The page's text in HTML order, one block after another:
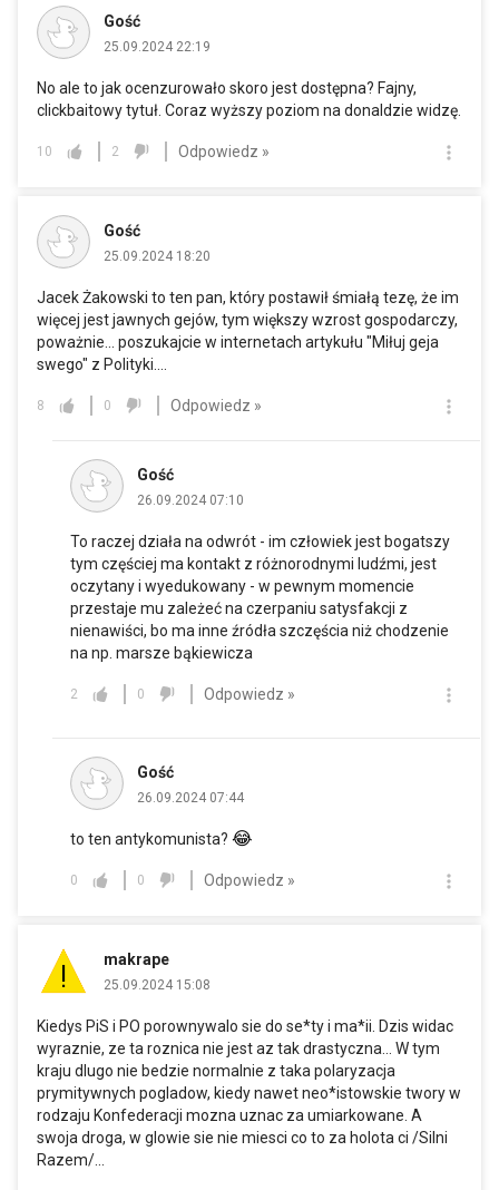
Gość
25.09.2024 22:19
No ale to jak ocenzurowało skoro jest dostępna? Fajny,
clickbaitowy tytuł. Coraz wyższy poziom na donaldzie widzę.
10 2 Odpowiedz »
Gość
25.09.2024 18:20
Jacek Żakowski to ten pan, który postawił śmiałą tezę, że im
więcej jest jawnych gejów, tym większy wzrost gospodarczy,
poważnie... poszukajcie w internetach artykułu "Miłuj geja
swego" z Polityki....
8 0 Odpowiedz »
Gość
26.09.2024 07:10
To raczej działa na odwrót - im człowiek jest bogatszy
tym częściej ma kontakt z różnorodnymi ludźmi, jest
oczytany i wyedukowany - w pewnym momencie
przestaje mu zależeć na czerpaniu satysfakcji z
nienawiści, bo ma inne źródła szczęścia niż chodzenie
na np. marsze bąkiewicza
2 0 Odpowiedz »
Gość
26.09.2024 07:44
to ten antykomunista? 😂
0 0 Odpowiedz »
makrape
25.09.2024 15:08
Kiedys PiS i PO porownywalo sie do se*ty i ma*ii. Dzis widac
wyraznie, ze ta roznica nie jest az tak drastyczna... W tym
kraju dlugo nie bedzie normalnie z taka polaryzacja
prymitywnych pogladow, kiedy nawet neo*istowskie twory w
rodzaju Konfederacji mozna uznac za umiarkowane. A
swoja droga, w glowie sie nie miesci co to za holota ci /Silni
Razem/...